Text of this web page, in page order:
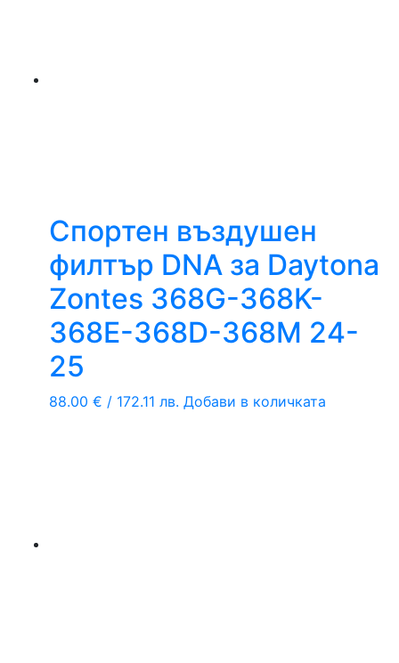
Спортен въздушен
филтър DNA за Daytona
Zontes 368G-368K-
368E-368D-368M 24-
25
88.00 € / 172.11 лв. Добави в количката